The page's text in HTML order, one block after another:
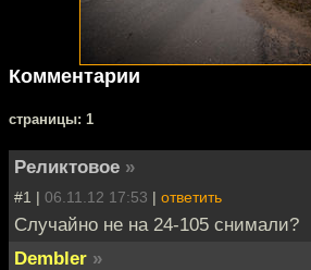
Комментарии
cтраницы: 1
Реликтовое »
#1 | 06.11.12 17:53 | ответить
Случайно не на 24-105 снимали?
Dembler »